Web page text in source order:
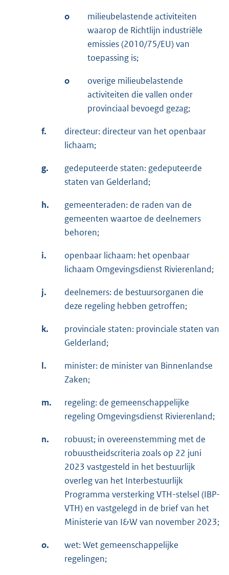
o
milieubelastende activiteiten
waarop de Richtlijn industriële
emissies (2010/75/EU) van
toepassing is;
o
overige milieubelastende
activiteiten die vallen onder
provinciaal bevoegd gezag;
f.
directeur: directeur van het openbaar
lichaam;
g.
gedeputeerde staten: gedeputeerde
staten van Gelderland;
h.
gemeenteraden: de raden van de
gemeenten waartoe de deelnemers
behoren;
i.
openbaar lichaam: het openbaar
lichaam Omgevingsdienst Rivierenland;
j.
deelnemers: de bestuursorganen die
deze regeling hebben getroffen;
k.
provinciale staten: provinciale staten van
Gelderland;
l.
minister: de minister van Binnenlandse
Zaken;
m.
regeling: de gemeenschappelijke
regeling Omgevingsdienst Rivierenland;
n.
robuust; in overeenstemming met de
robuustheidscriteria zoals op 22 juni
2023 vastgesteld in het bestuurlijk
overleg van het Interbestuurlijk
Programma versterking VTH-stelsel (IBP-
VTH) en vastgelegd in de brief van het
Ministerie van I&W van november 2023;
o.
wet: Wet gemeenschappelijke
regelingen;